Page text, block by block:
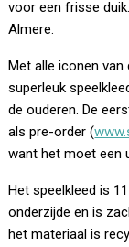
voor een frisse
Almere.
Met alle iconen
superleuk
de ouderen. De
als pre-order (
want het moet een
Het speelkleed is
onderzijde en is
het materiaal is